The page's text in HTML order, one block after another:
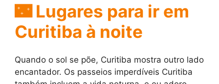
🌃 Lugares para ir em
Curitiba à noite
Quando o sol se põe, Curitiba mostra outro lado
encantador. Os passeios imperdíveis Curitiba